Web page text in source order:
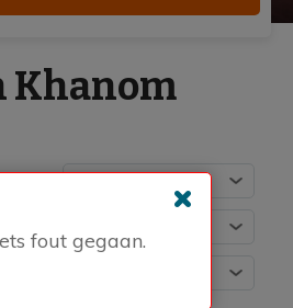
Khanom
fout gegaan.